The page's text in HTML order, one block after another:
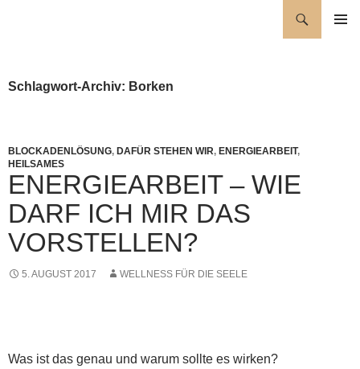
Schlagwort-Archiv: Borken
BLOCKADENLÖSUNG, DAFÜR STEHEN WIR, ENERGIEARBEIT,
HEILSAMES
ENERGIEARBEIT – WIE
DARF ICH MIR DAS
VORSTELLEN?
5. AUGUST 2017 WELLNESS FÜR DIE SEELE
Was ist das genau und warum sollte es wirken?